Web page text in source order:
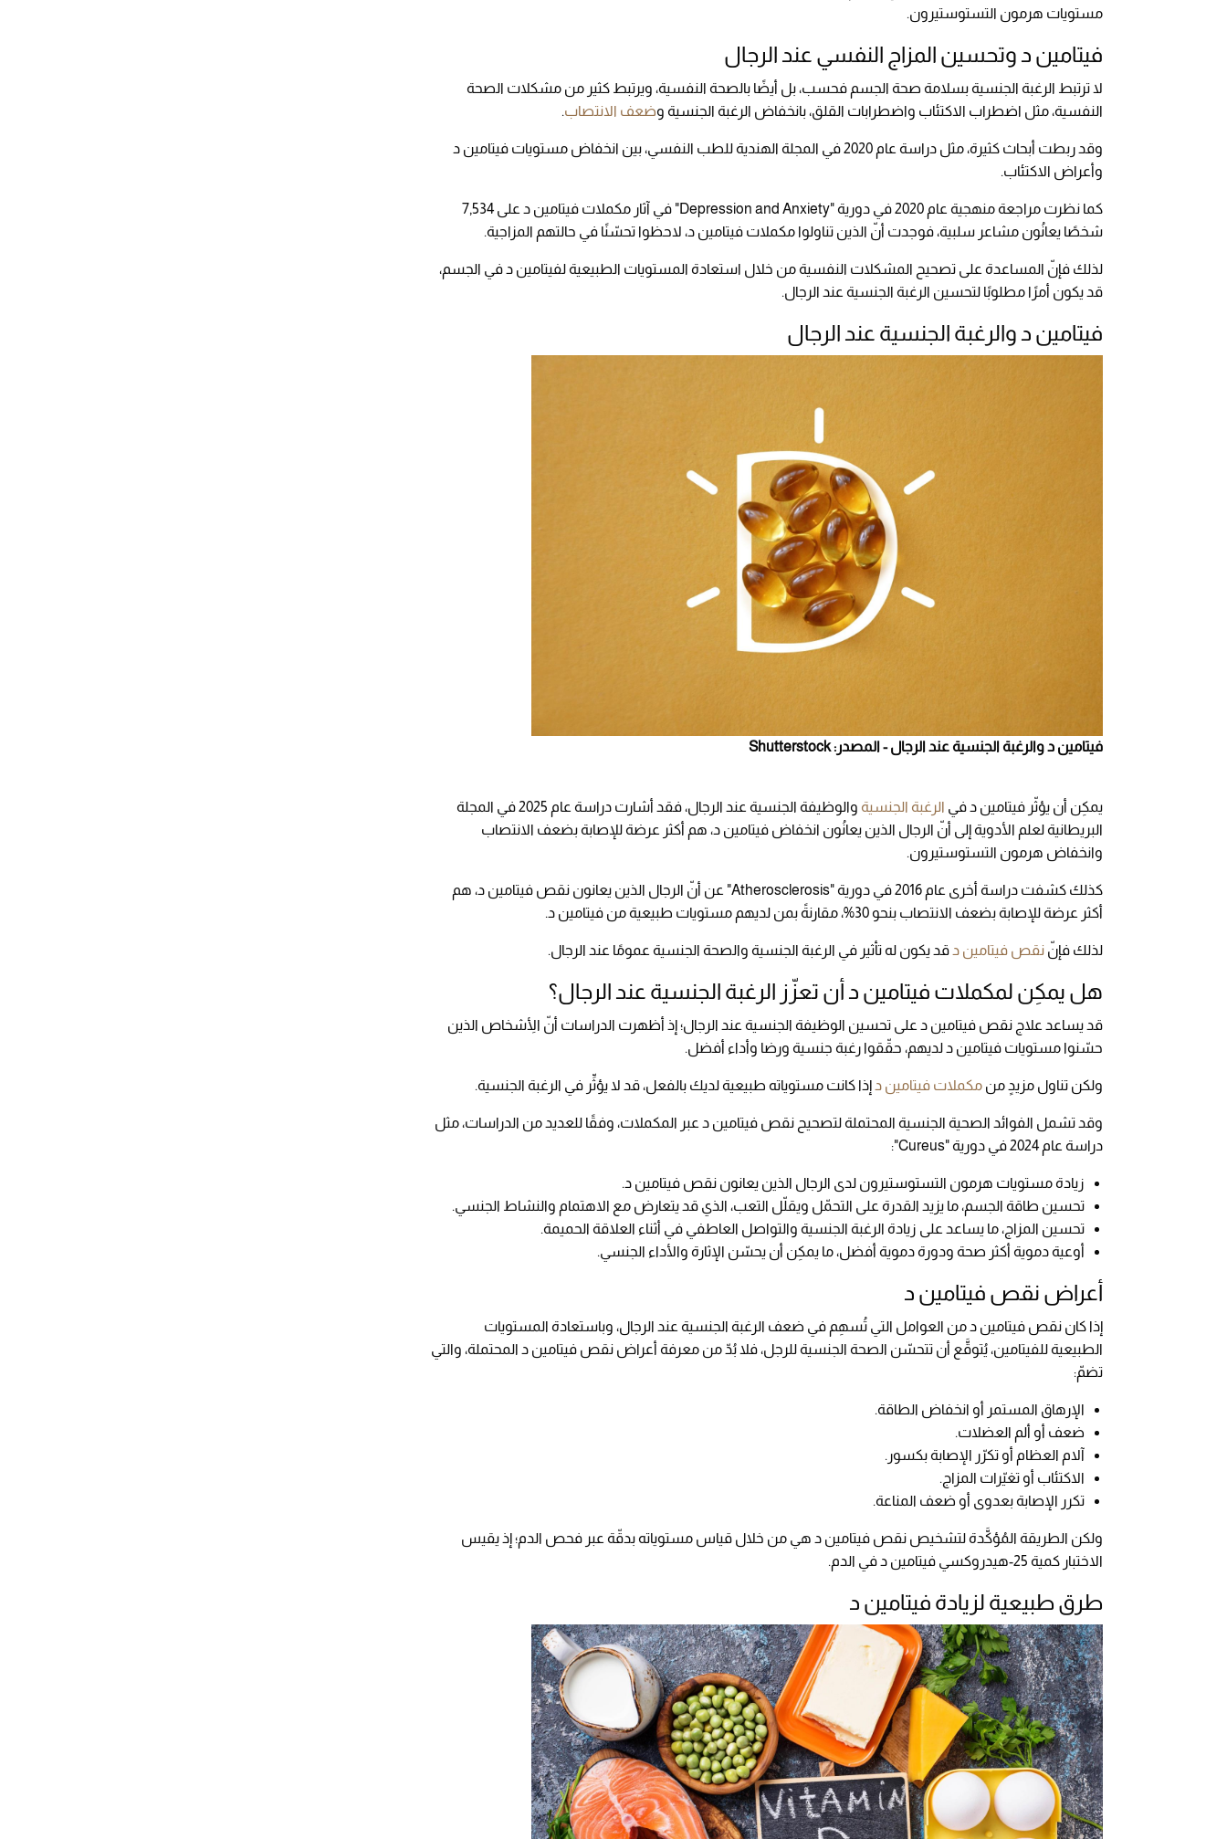
مستويات هرمون التستوستيرون.
فيتامين د وتحسين المزاج النفسي عند الرجال
لا ترتبط الرغبة الجنسية بسلامة صحة الجسم فحسب، بل أيضًا بالصحة النفسية، ويرتبط كثير من مشكلات الصحة
النفسية، مثل اضطراب الاكتئاب واضطرابات القلق، بانخفاض الرغبة الجنسية وضعف الانتصاب.
وقد ربطت أبحاث كثيرة، مثل دراسة عام 2020 في المجلة الهندية للطب النفسي، بين انخفاض مستويات فيتامين د
وأعراض الاكتئاب.
كما نظرت مراجعة منهجية عام 2020 في دورية "Depression and Anxiety" في آثار مكملات فيتامين د على 7,534
شخصًا يعانُون مشاعر سلبية، فوجدت أنّ الذين تناولوا مكملات فيتامين د، لاحظوا تحسّنًا في حالتهم المزاجية.
لذلك فإنّ المساعدة على تصحيح المشكلات النفسية من خلال استعادة المستويات الطبيعية لفيتامين د في الجسم،
قد يكون أمرًا مطلوبًا لتحسين الرغبة الجنسية عند الرجال.
فيتامين د والرغبة الجنسية عند الرجال
فيتامين د والرغبة الجنسية عند الرجال - المصدر: Shutterstock
يمكِن أن يؤثّر فيتامين د في الرغبة الجنسية
والوظيفة الجنسية عند الرجال، فقد أشارت دراسة عام 2025 في المجلة
البريطانية لعلم الأدوية إلى أنّ الرجال الذين يعانُون انخفاض فيتامين د، هم أكثر عرضة للإصابة بضعف الانتصاب
وانخفاض هرمون التستوستيرون.
كذلك كشفت دراسة أخرى عام 2016 في دورية "Atherosclerosis" عن أنّ الرجال الذين يعانون نقص فيتامين د، هم
أكثر عرضة للإصابة بضعف الانتصاب بنحو 30%، مقارنةً بمن لديهم مستويات طبيعية من فيتامين د.
لذلك فإنّ نقص فيتامين د قد يكون له تأثير في الرغبة الجنسية والصحة الجنسية عمومًا عند الرجال.
هل يمكِن لمكملات فيتامين د أن تعزّز الرغبة الجنسية عند الرجال؟
قد يساعد علاج نقص فيتامين د على تحسين الوظيفة الجنسية عند الرجال؛ إذ أظهرت الدراسات أنّ الأِشخاص الذين
حسّنوا مستويات فيتامين د لديهم، حقّقوا رغبة جنسية ورضا وأداء أفضل.
ولكن تناول مزيدٍ من مكملات فيتامين د إذا كانت مستوياته طبيعية لديك بالفعل، قد لا يؤثِّر في الرغبة الجنسية.
وقد تشمل الفوائد الصحية الجنسية المحتملة لتصحيح نقص فيتامين د عبر المكملات، وفقًا للعديد من الدراسات، مثل
دراسة عام 2024 في دورية "Cureus":
زيادة مستويات هرمون التستوستيرون لدى الرجال الذين يعانون نقص فيتامين د.
تحسين طاقة الجسم، ما يزيد القدرة على التحمّل ويقلّل التعب، الذي قد يتعارض مع الاهتمام والنشاط الجنسي.
تحسين المزاج، ما يساعد على زيادة الرغبة الجنسية والتواصل العاطفي في أثناء العلاقة الحميمة.
أوعية دموية أكثر صحة ودورة دموية أفضل، ما يمكِن أن يحسّن الإثارة والأداء الجنسي.
أعراض نقص فيتامين د
إذا كان نقص فيتامين د من العوامل التي تُسهِم في ضعف الرغبة الجنسية عند الرجال، وباستعادة المستويات
الطبيعية للفيتامين، يُتوقَّع أن تتحسّن الصحة الجنسية للرجل، فلا بُدّ من معرفة أعراض نقص فيتامين د المحتملة، والتي
تضمّ:
الإرهاق المستمر أو انخفاض الطاقة.
ضعف أو ألم العضلات.
آلام العظام أو تكرّر الإصابة بكسور.
الاكتئاب أو تغيّرات المزاج.
تكرر الإصابة بعدوى أو ضعف المناعة.
ولكن الطريقة المُؤكَّدة لتشخيص نقص فيتامين د هي من خلال قياس مستوياته بدقّة عبر فحص الدم؛ إذ يقيس
الاختبار كمية 25-هيدروكسي فيتامين د في الدم.
طرق طبيعية لزيادة فيتامين د